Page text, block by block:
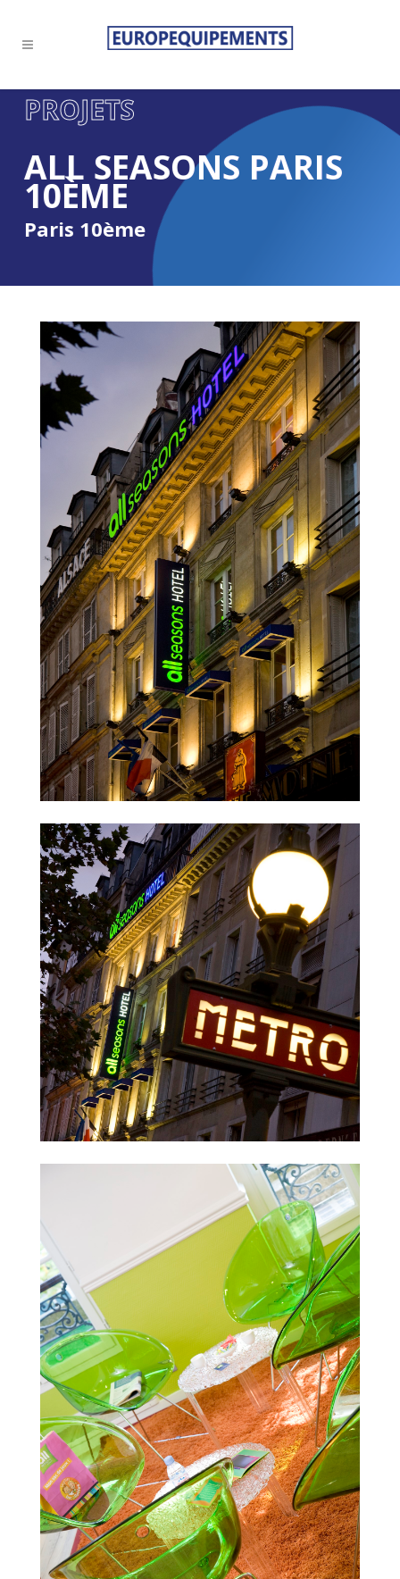
PROJETS
ALL SEASONS PARIS
10ÈME
Paris 10ème